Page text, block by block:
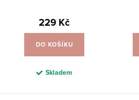
229 Kč
DO KOŠÍKU
Skladem